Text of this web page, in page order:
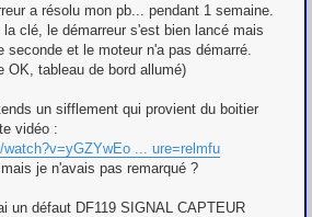
a résolu mon pb... pendant 1 semaine.
clé, le démarreur s'est bien lancé mais
seconde et le moteur n'a pas démarré.
OK, tableau de bord allumé)
un sifflement qui provient du boitier
vidéo :
... ure=relmfu
je n'avais pas remarqué ?
un défaut DF119 SIGNAL CAPTEUR